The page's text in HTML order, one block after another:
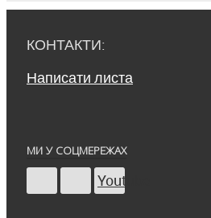
КОНТАКТИ:
Написати листа
МИ У СОЦМЕРЕЖАХ
Youtube